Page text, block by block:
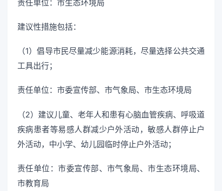
责任单位：市生态环境局
建议性措施包括：
（1）倡导市民尽量减少能源消耗，尽量选择公共交通
工具出行；
责任单位：市委宣传部、市气象局、市生态环境局
（2）建议儿童、老年人和患有心脑血管疾病、呼吸道
疾病患者等易感人群减少户外活动，敏感人群停止户
外活动，中小学、幼儿园临时停止户外活动；
责任单位：市委宣传部、市气象局、市生态环境局、
市教育局